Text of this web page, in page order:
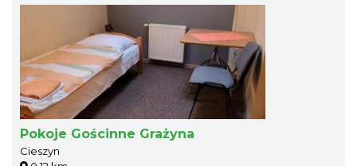
Pokoje Gościnne Grażyna
Cieszyn